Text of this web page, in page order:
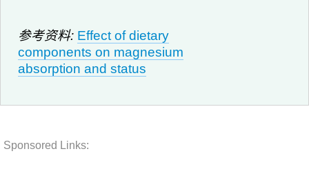
参考资料: Effect of dietary
components on magnesium
absorption and status
Sponsored Links: